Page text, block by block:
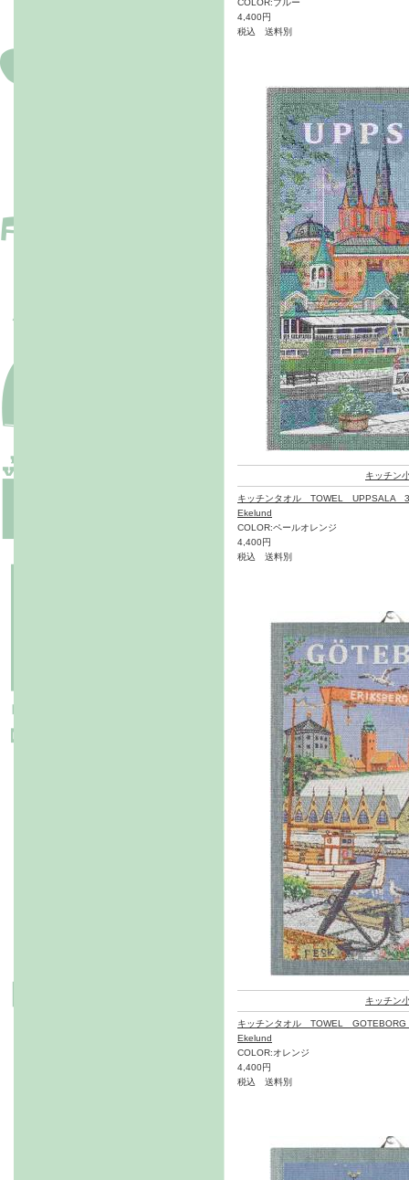
COLOR:ブルー
4,400円
税込 送料別
キッチン
キッチンタオル TOWEL UPPSALA
Ekelund
COLOR:ペールオレンジ
4,400円
税込 送料別
キッチン
キッチンタオル TOWEL
Ekelund
COLOR:オレンジ
4,400円
税込 送料別